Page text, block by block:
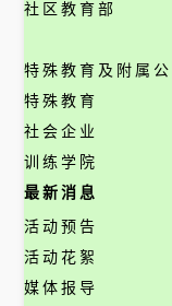
社区教育部
特殊教育及附属公
特殊教育
社会企业
训练学院
最新消息
活动预告
活动花絮
媒体报导